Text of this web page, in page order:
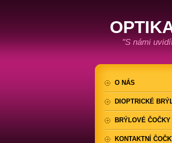
"S námi
O NÁS
DIOPTRICKÉ
BRÝLOVÉ ČOČKY
KONTAKTNÍ